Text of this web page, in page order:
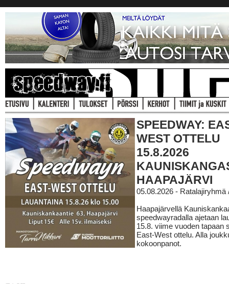
SPEEDWAY:
WEST OTTELU
15.8.2026
HAAPAJÄRVI
05.08.2026 - Ratalajiryhmä
Haapajärvellä
speedwayradalla ajetaan
15.8. viime vuoden tapaan
East-West ottelu. Alla
kokoonpanot.